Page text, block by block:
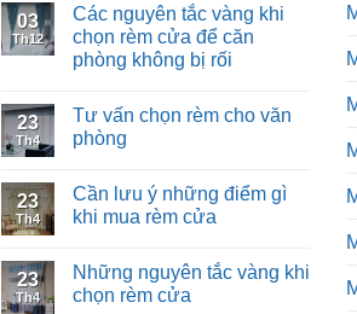
03
Th12
Các nguyên tắc vàng khi
chọn rèm cửa để căn
phòng không bị rối
23
Th4
Tư vấn chọn rèm cho văn
phòng
23
Th4
Cần lưu ý những điểm gì
khi mua rèm cửa
23
Th4
Những nguyên tắc vàng khi
chọn rèm cửa